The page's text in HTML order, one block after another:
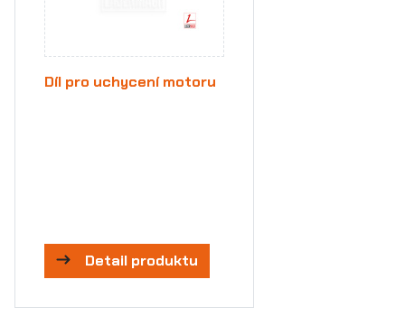
Díl pro uchycení motoru
Detail produktu